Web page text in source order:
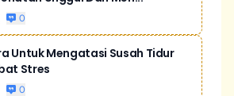
0
Untuk Mengatasi Susah Tidur
Stres
0